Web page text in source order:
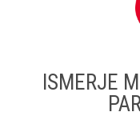
ISMERJE